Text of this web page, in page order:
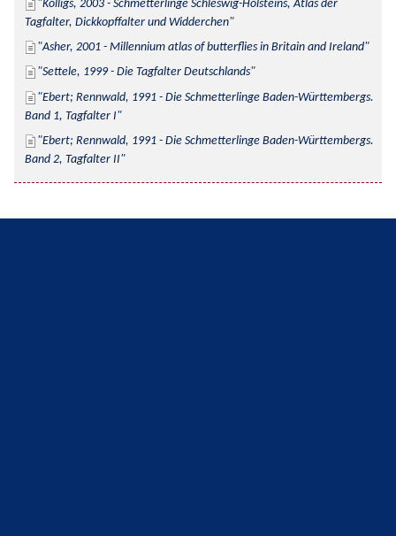
Kolligs, 2003 - Schmetterlinge Schleswig-Holsteins, Atlas der
Tagfalter, Dickkopffalter und Widderchen
Asher, 2001 - Millennium atlas of butterflies in Britain and Ireland
Settele, 1999 - Die Tagfalter Deutschlands
Ebert; Rennwald, 1991 - Die Schmetterlinge Baden-Württembergs.
Band 1, Tagfalter I
Ebert; Rennwald, 1991 - Die Schmetterlinge Baden-Württembergs.
Band 2, Tagfalter II